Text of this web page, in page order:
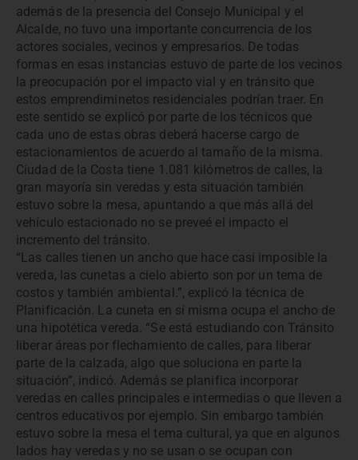
además de la presencia del Consejo Municipal y el
Alcalde, no tuvo una importante concurrencia de los
actores sociales, vecinos y empresarios. De todas
formas en esas instancias estuvo de parte de los vecinos
la preocupación por el impacto vial y en tránsito que
estos emprendiminetos residenciales podrían traer. En
este sentido se explicó por parte de los técnicos que
cada uno de estas obras deberá hacerse cargo de
estacionamientos de acuerdo al tamaño de la misma.
Ciudad de la Costa tiene 1.081 kilómetros de calles, la
gran mayoría sin veredas y esta situación también
estuvo sobre la mesa, apuntando a que más allá del
vehículo estacionado no se preveé el impacto el
incremento del tránsito.
“Las calles tienen un ancho que hace casi imposible la
vereda, las cunetas a cielo abierto son por un tema de
costos y también ambiental.”, explicó la técnica de
Planificación. La cuneta en sí misma ocupa el ancho de
una hipotética vereda. “Se está estudiando con Tránsito
liberar áreas por flechamiento de calles, para liberar
parte de la calzada, algo que soluciona en parte la
situación”, indicó. Además se planifica incorporar
veredas en calles principales e intermedias o que lleven a
centros educativos por ejemplo. Sin embargo también
estuvo sobre la mesa el tema cultural, ya que en algunos
lados hay veredas y no se usan o se ocupan con